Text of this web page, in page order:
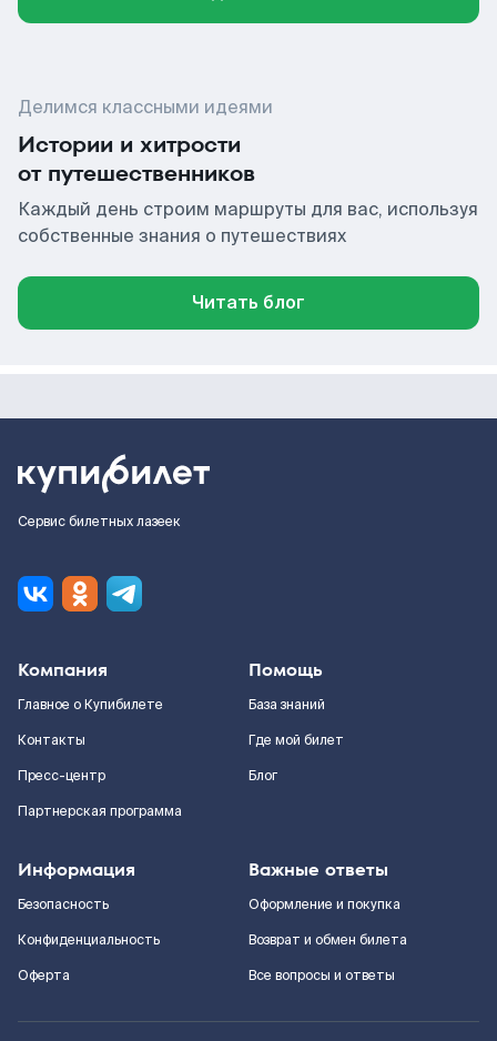
Делимся классными идеями
Истории и хитрости
от путешественников
Каждый день строим маршруты для вас, используя
собственные знания о путешествиях
Читать блог
Сервис билетных лазеек
Компания
Главное о Купибилете
Контакты
Пресс-центр
Партнерская программа
Помощь
База знаний
Где мой билет
Блог
Информация
Безопасность
Конфиденциальность
Оферта
Важные ответы
Оформление и покупка
Возврат и обмен билета
Все вопросы и ответы